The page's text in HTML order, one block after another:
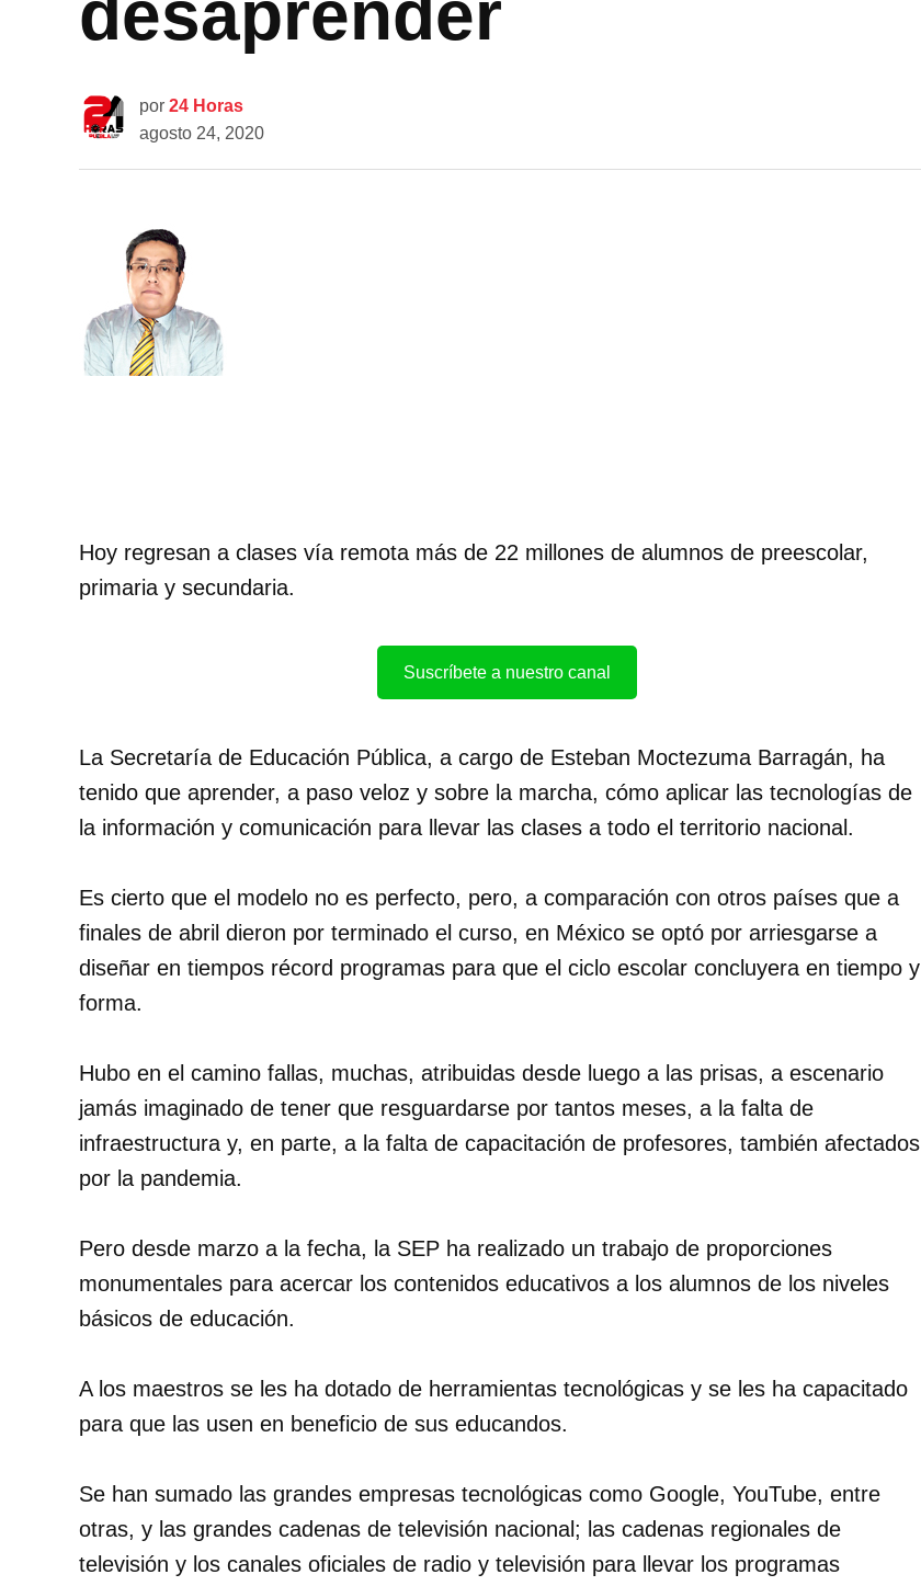
por 24 Horas
agosto 24, 2020
Hoy regresan a clases vía remota más de 22 millones de alumnos de preescolar,
primaria y secundaria.
Suscríbete a nuestro canal
La Secretaría de Educación Pública, a cargo de Esteban Moctezuma Barragán, ha
tenido que aprender, a paso veloz y sobre la marcha, cómo aplicar las tecnologías de
la información y comunicación para llevar las clases a todo el territorio nacional.
Es cierto que el modelo no es perfecto, pero, a comparación con otros países que a
finales de abril dieron por terminado el curso, en México se optó por arriesgarse a
diseñar en tiempos récord programas para que el ciclo escolar concluyera en tiempo y
forma.
Hubo en el camino fallas, muchas, atribuidas desde luego a las prisas, a escenario
jamás imaginado de tener que resguardarse por tantos meses, a la falta de
infraestructura y, en parte, a la falta de capacitación de profesores, también afectados
por la pandemia.
Pero desde marzo a la fecha, la SEP ha realizado un trabajo de proporciones
monumentales para acercar los contenidos educativos a los alumnos de los niveles
básicos de educación.
A los maestros se les ha dotado de herramientas tecnológicas y se les ha capacitado
para que las usen en beneficio de sus educandos.
Se han sumado las grandes empresas tecnológicas como Google, YouTube, entre
otras, y las grandes cadenas de televisión nacional; las cadenas regionales de
televisión y los canales oficiales de radio y televisión para llevar los programas